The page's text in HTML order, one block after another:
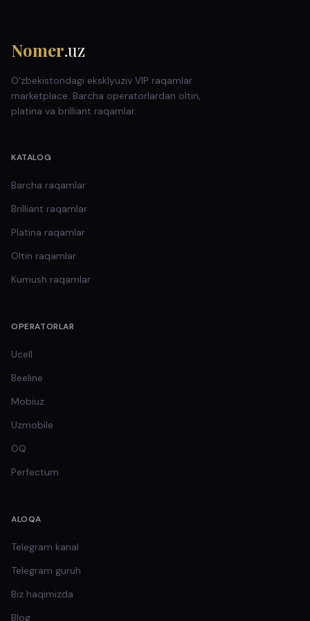
Nomer.uz
O'zbekistondagi eksklyuziv VIP raqamlar
marketplace. Barcha operatorlardan oltin,
platina va brilliant raqamlar.
KATALOG
Barcha raqamlar
Brilliant raqamlar
Platina raqamlar
Oltin raqamlar
Kumush raqamlar
OPERATORLAR
Ucell
Beeline
Mobiuz
Uzmobile
OQ
Perfectum
ALOQA
Telegram kanal
Telegram guruh
Biz haqimizda
Blog